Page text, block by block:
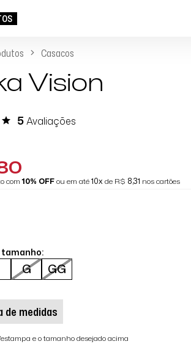
Casacos
Vision
5Avaliações
com10% OFFou em até10xde R$ 8,31 nos cartões
tamanho:
G GG
de medidas
e o tamanho desejado acima